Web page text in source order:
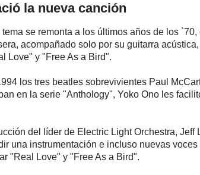
la nueva canción
se remonta a los últimos años de los
acompañado solo por su guitarra
Love" y "Free As a Bird".
los tres beatles sobrevivientes Paul
en la serie "Anthology", Yoko Ono les
del líder de Electric Light Orchestra, Jeff
una instrumentación e incluso nuevas
"Real Love" y "Free As a Bird".